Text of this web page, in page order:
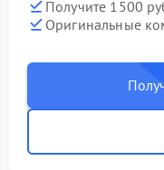
Получите 1500
Оригинальные